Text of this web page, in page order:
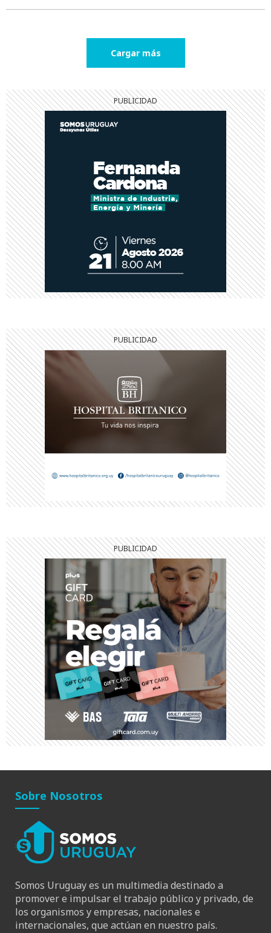
Cargar más
Sobre Nosotros
Somos Uruguay es un multimedia destinado a
promover e impulsar el trabajo público y privado, de
los organismos y empresas, nacionales e
internacionales, que actúan en nuestro país.